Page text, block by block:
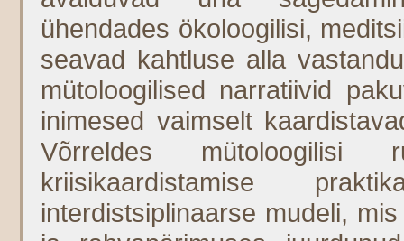
ühendades ökoloogilisi,
seavad kahtluse alla
mütoloogilised narratiivid
inimesed vaimselt
Võrreldes mütoloogilisi
kriisikaardistamise
interdistsiplinaarse mudeli,